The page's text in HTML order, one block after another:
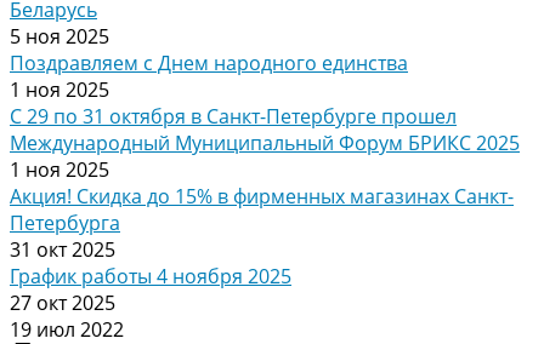
Беларусь
5 ноя 2025
Поздравляем с Днем народного единства
1 ноя 2025
С 29 по 31 октября в Санкт-Петербурге прошел
Международный Муниципальный Форум БРИКС 2025
1 ноя 2025
Акция! Скидка до 15% в фирменных магазинах Санкт-
Петербурга
31 окт 2025
График работы 4 ноября 2025
27 окт 2025
19 июл 2022